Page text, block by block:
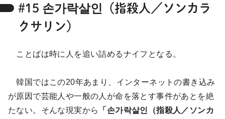
#15 손가락살인（指殺人／ソンカラ
クサリン）
ことばは時に人を追い詰めるナイフとなる。
韓国ではこの20年あまり、インターネットの書き込み
が原因で芸能人や一般の人が命を落とす事件があとを絶
たない。そんな現実から
「손가락살인（指殺人／ソンカ